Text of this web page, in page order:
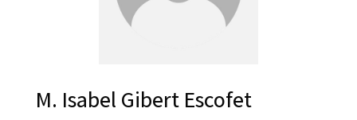
M. Isabel Gibert Escofet